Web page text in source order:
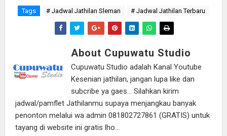
Tags # Jadwal Jathilan Sleman # Jadwal Jathilan Terbaru
About Cupuwatu Studio
Cupuwatu Studio adalah Kanal Youtube
Kesenian jathilan, jangan lupa like dan
subcribe ya gaes... Silahkan kirim
jadwal/pamflet Jathilanmu supaya menjangkau banyak
penonton melalui wa admin 081802727861 (GRATIS) untuk
tayang di website ini gratis lho...